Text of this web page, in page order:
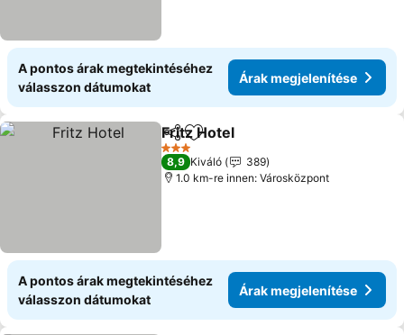
A pontos árak megtekintéséhez
válasszon dátumokat
Árak megjelenítése
Megosztás
Hozzáadás a kedvencekhez
Fritz Hotel
3 Kategória
8,9 Kiváló
389
1.0 km-re innen: Városközpont
A pontos árak megtekintéséhez
válasszon dátumokat
Árak megjelenítése